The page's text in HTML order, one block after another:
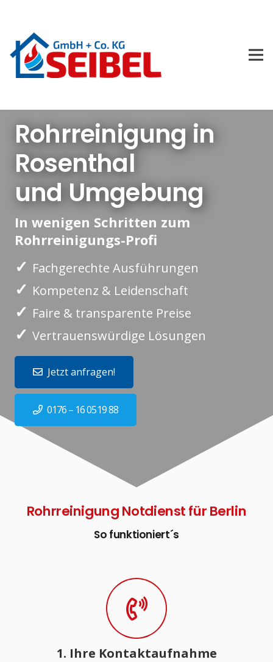
Rohrreinigung in
Rosenthal
und Umgebung
In wenigen Schritten zum
Rohrreinigungs-Profi
✓ Fachgerechte Ausführungen
✓ Kompetenz & Leidenschaft
✓ Faire & transparente Preise
✓ Vertrauenswürdige Lösungen
Jetzt anfragen!
0176 – 16 0519 88
Rohrreinigung Notdienst für Berlin
So funktioniert´s
1. Ihre Kontaktaufnahme